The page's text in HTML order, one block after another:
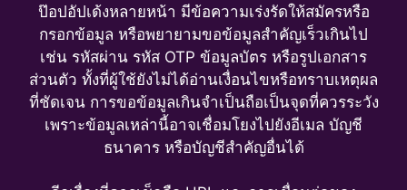
ป๊อปอัปเด้งหลายหน้า มีข้อความเร่งรัดให้สมัครหรือ
กรอกข้อมูล หรือพยายามขอข้อมูลสำคัญเร็วเกินไป
เช่น รหัสผ่าน รหัส OTP ข้อมูลบัตร หรือรูปเอกสาร
ส่วนตัว ทั้งที่ผู้ใช้ยังไม่ได้อ่านเงื่อนไขหรือทราบเหตุผล
ที่ชัดเจน การขอข้อมูลเกินจำเป็นถือเป็นจุดที่ควรระวัง
เพราะข้อมูลเหล่านี้อาจเชื่อมโยงไปยังอีเมล บัญชี
ธนาคาร หรือบัญชีสำคัญอื่นได้